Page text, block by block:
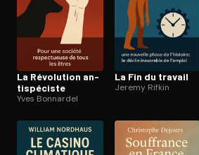
La Révolution an­
ti­spé­ciste
Yves Bonnardel
La Fin du travail
Jeremy Rifkin